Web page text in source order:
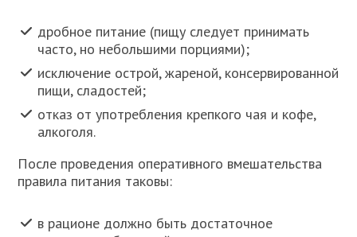
дробное питание (пищу следует принимать
часто, но небольшими порциями);
исключение острой, жареной, консервированной
пищи, сладостей;
отказ от употребления крепкого чая и кофе,
алкоголя.
После проведения оперативного вмешательства
правила питания таковы:
в рационе должно быть достаточное